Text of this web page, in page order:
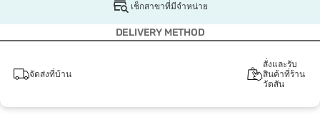
เช็กสาขาที่มีจำหน่าย
DELIVERY METHOD
จัดส่งที่บ้าน
สั่งและรับ
สินค้าที่ร้าน
วัตสัน